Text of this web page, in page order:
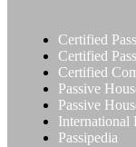
Certified
Certified
Certified
Passive
Passive
International
Passipedia